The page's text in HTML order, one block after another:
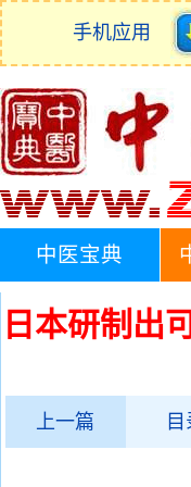
手机应用
中医宝典
日本研制出
上一篇 目